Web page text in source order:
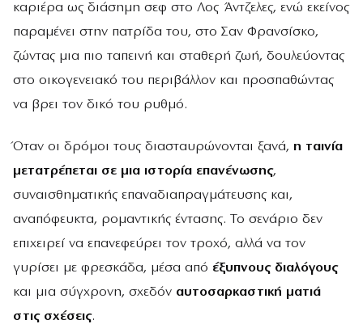
καριέρα ως διάσημη σεφ στο Λος Άντζελες, ενώ εκείνος
παραμένει στην πατρίδα του, στο Σαν Φρανσίσκο,
ζώντας μια πιο ταπεινή και σταθερή ζωή, δουλεύοντας
στο οικογενειακό του περιβάλλον και προσπαθώντας
να βρει τον δικό του ρυθμό.
Όταν οι δρόμοι τους διασταυρώνονται ξανά, η ταινία
μετατρέπεται σε μια ιστορία επανένωσης,
συναισθηματικής επαναδιαπραγμάτευσης και,
αναπόφευκτα, ρομαντικής έντασης. Το σενάριο δεν
επιχειρεί να επανεφεύρει τον τροχό, αλλά να τον
γυρίσει με φρεσκάδα, μέσα από έξυπνους διαλόγους
και μια σύγχρονη, σχεδόν αυτοσαρκαστική ματιά
στις σχέσεις.